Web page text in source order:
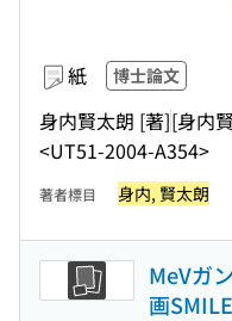
紙 博士論文
身内賢太朗 [著][身内
<UT51-2004-A354>
著者標目 身内, 賢太朗
MeVガ
画